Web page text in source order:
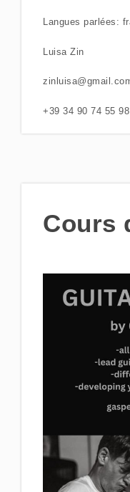
Langues parlées:
Luisa Zin
+39 34 90 74 55 98
Cours